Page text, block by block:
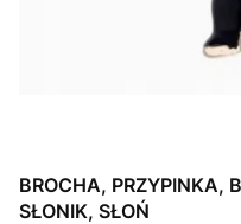
BROCHA, PRZYPINKA,
SŁONIK, SŁOŃ